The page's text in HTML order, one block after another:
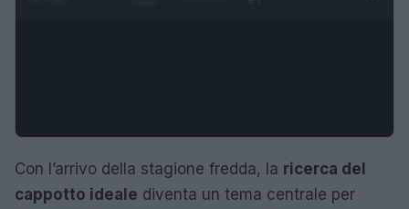
Con l’arrivo della stagione fredda, la ricerca del
cappotto ideale diventa un tema centrale per